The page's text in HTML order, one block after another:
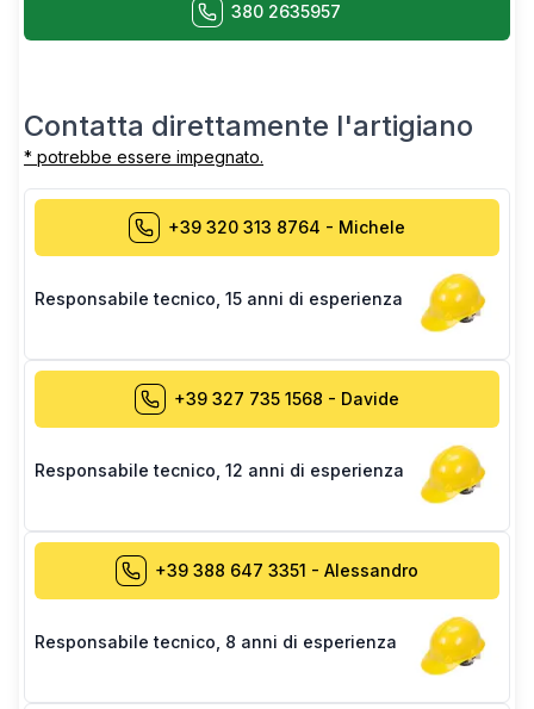
380 2635957
Contatta direttamente l'artigiano
* potrebbe essere impegnato.
+39 320 313 8764 - Michele
Responsabile tecnico 15 anni di esperienza
+39 327 735 1568 - Davide
Responsabile tecnico 12 anni di esperienza
+39 388 647 3351 - Alessandro
Responsabile tecnico 8 anni di esperienza